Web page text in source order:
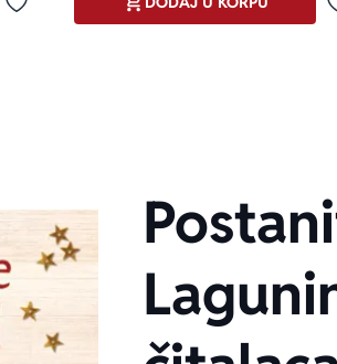
Dodaj u omiljene